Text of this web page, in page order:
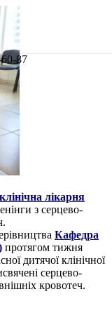
87
лікарня
з серцево-
Кафедра
протягом тижня
дитячої клінічної
серцево-
кровотеч.